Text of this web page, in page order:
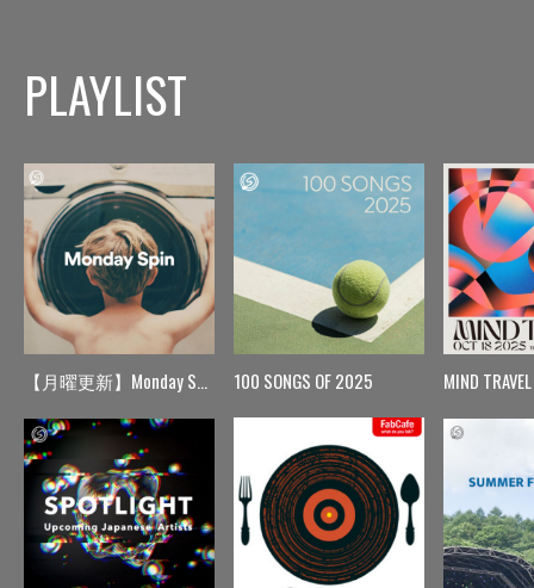
PLAYLIST
【月曜更新】Monday Spin 100 SONGS OF 2025 MIND TRAVEL